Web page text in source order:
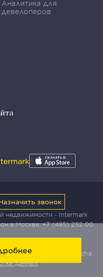
Аналитика для
девелоперов
недвижимости - Intermark
в Москве:+7 (495) 252 00
Yandex SmartCaptcha:
данных.
звонок